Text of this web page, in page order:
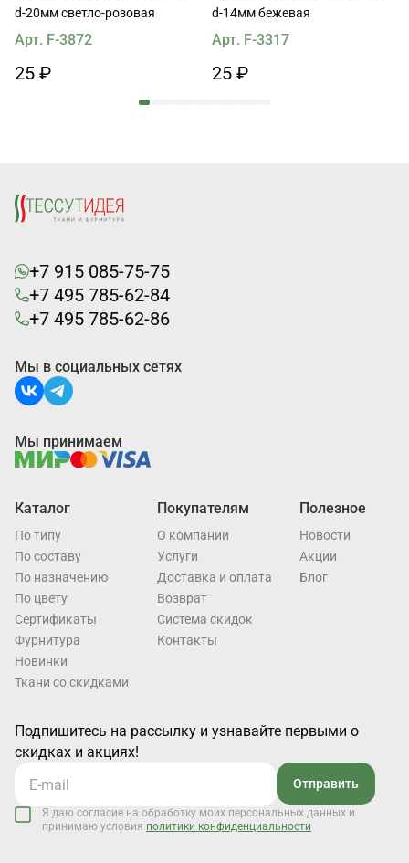
d-20мм светло-розовая
Арт. F-3872
25 ₽
d-14мм бежевая
Арт. F-3317
25 ₽
+7 915 085-75-75
+7 495 785-62-84
+7 495 785-62-86
Каталог
По типу
По составу
По назначению
По цвету
Cертификаты
Фурнитура
Новинки
Ткани со скидками
Покупателям
О компании
Услуги
Доставка и оплата
Возврат
Система скидок
Контакты
Полезное
Новости
Акции
Блог
Подпишитесь на рассылку и узнавайте первыми о
скидках и акциях!
Отправить
Я даю согласие на обработку моих персональных данных и
принимаю условия политики конфиденциальности
Мы в социальных сетях
Мы принимаем